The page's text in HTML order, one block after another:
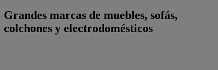
Grandes marcas de muebles, sofás,
colchones y electrodomésticos